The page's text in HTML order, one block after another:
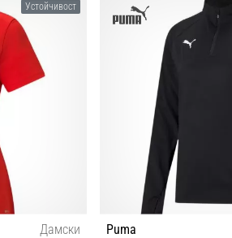
Устойчивост
Дамски
Puma